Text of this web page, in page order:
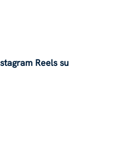
Reels su